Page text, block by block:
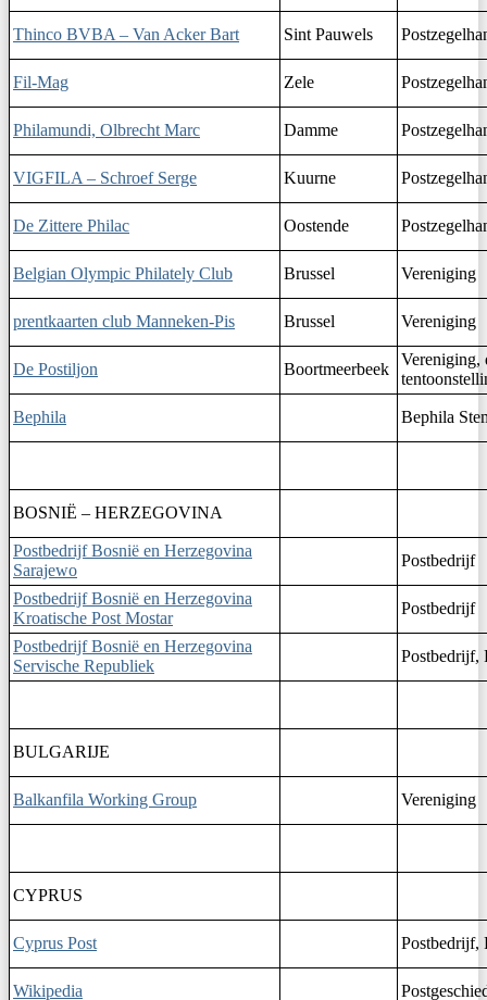
Thinco BVBA – Van Acker Bart Sint Pauwels
Fil-Mag Zele
Philamundi, Olbrecht Marc Damme
VIGFILA – Schroef Serge Kuurne
De Zittere Philac Oostende
Belgian Olympic Philately Club Brussel Vereniging
prentkaarten club Manneken-Pis Brussel Vereniging
De Postiljon Boortmeerbeek
Vereniging,
Bephila Bephila
BOSNIË – HERZEGOVINA
Postbedrijf Bosnië en Herzegovina
Sarajewo
Postbedrijf
Postbedrijf Bosnië en Herzegovina
Kroatische Post Mostar
Postbedrijf
Postbedrijf Bosnië en Herzegovina
Servische Republiek
Postbedrijf,
BULGARIJE
Balkanfila Working Group Vereniging
CYPRUS
Cyprus Post Postbedrijf,
Wikipedia